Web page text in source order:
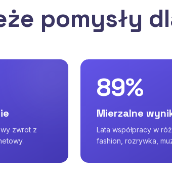
pomysły
zwrot z
89%
Mierzalne
Lata współpracy w
fashion, rozrywka,